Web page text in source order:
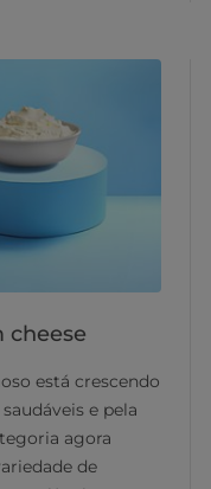
cheese
está crescendo
e pela
agora
de